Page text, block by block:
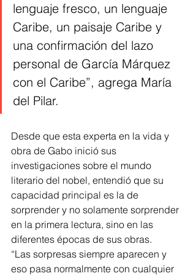
lenguaje fresco, un lenguaje
Caribe, un paisaje Caribe y
una confirmación del lazo
personal de García Márquez
con el Caribe”, agrega María
del Pilar.
Desde que esta experta en la vida y
obra de Gabo inició sus
investigaciones sobre el mundo
literario del nobel, entendió que su
capacidad principal es la de
sorprender y no solamente sorprender
en la primera lectura, sino en las
diferentes épocas de sus obras.
“Las sorpresas siempre aparecen y
eso pasa normalmente con cualquier